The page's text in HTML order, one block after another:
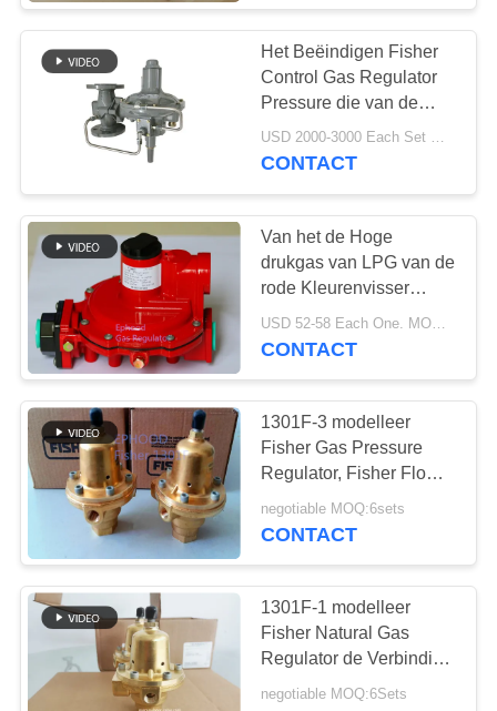
de klep van de
waterpoort
18
de klep van de
roestvrij staalbol
8
watervleugelklep
Het Beëindigen Fisher
Control Gas Regulator
Pressure die van de
vissers299h Flens Klep
verminderen
USD 2000-3000 Each Set MOQ:1set
CONTACT
Van het de Hoge
drukgas van LPG van de
rode Kleurenvisser
R622H de
Regelgeversgebruik
CONTACT
1301F-3 modelleer
Fisher Gas Pressure
Regulator, Fisher Flow
Control Valve
negotiable MOQ:6sets
CONTACT
1301F-1 modelleer
Fisher Natural Gas
Regulator de Verbinding
Fisher Brass Body van
negotiable MOQ:6Sets